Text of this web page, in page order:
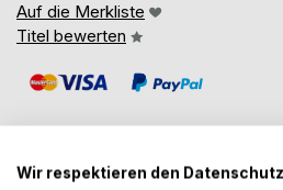
Auf die Merkliste
Titel bewerten
Wir respektieren den Datenschutz